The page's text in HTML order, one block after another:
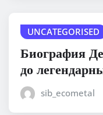
UNCATEGORISED
Биография
до
sib_ecometal